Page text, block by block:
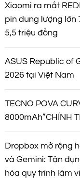
Xiaomi ra mắt
pin dung lượng lớn
5,5 triệu đồng
ASUS Republic of
2026 tại Việt Nam
TECNO POVA
8000mAh”CHÍNH
Dropbox mở rộng
và Gemini: Tận
hóa quy trình làm